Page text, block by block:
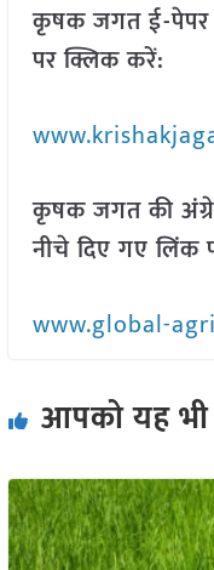
कृषक जगत ई-पेपर
पर क्लिक करें:
कृषक जगत की
नीचे दिए गए लिंक
www.global-
आपको यह